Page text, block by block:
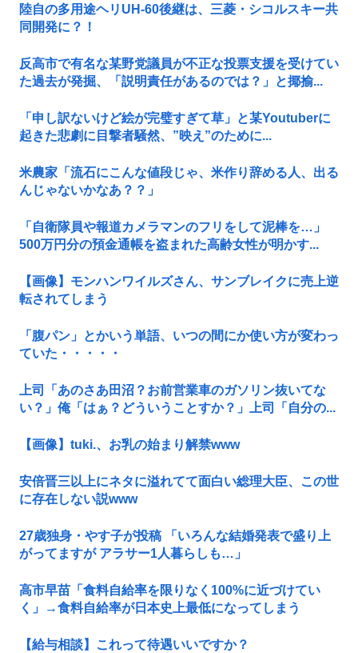
陸自の多用途ヘリUH-60後継は、三菱・シコルスキー共
同開発に？！
反高市で有名な某野党議員が不正な投票支援を受けてい
た過去が発掘、「説明責任があるのでは？」と揶揄...
「申し訳ないけど絵が完璧すぎて草」と某Youtuberに
起きた悲劇に目撃者騒然、”映え”のために...
米農家「流石にこんな値段じゃ、米作り辞める人、出る
んじゃないかなあ？？」
「自衛隊員や報道カメラマンのフリをして泥棒を…」
500万円分の預金通帳を盗まれた高齢女性が明かす...
【画像】モンハンワイルズさん、サンブレイクに売上逆
転されてしまう
「腹パン」とかいう単語、いつの間にか使い方が変わっ
ていた・・・・・
上司「あのさあ田沼？お前営業車のガソリン抜いてな
い？」俺「はぁ？どういうことすか？」上司「自分の...
【画像】tuki.、お乳の始まり解禁www
安倍晋三以上にネタに溢れてて面白い総理大臣、この世
に存在しない説www
27歳独身・やす子が投稿 「いろんな結婚発表で盛り上
がってますが アラサー1人暮らしも…」
高市早苗「食料自給率を限りなく100%に近づけてい
く」→食料自給率が日本史上最低になってしまう
【給与相談】これって待遇いいですか？